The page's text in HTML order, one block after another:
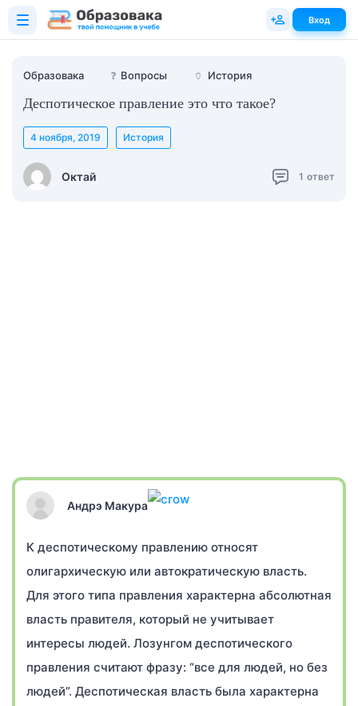
Образовака ❓ Вопросы 🏺 История
Деспотическое правление это что такое?
Октай
4 ноября, 2019 История
1 ответ
Андрэ Макура
К деспотическому правлению относят
олигархическую или автократическую власть.
Для этого типа правления характерна абсолютная
власть правителя, который не учитывает
интересы людей. Лозунгом деспотического
правления считают фразу: “все для людей, но без
людей”. Деспотическая власть была характерна
Вход